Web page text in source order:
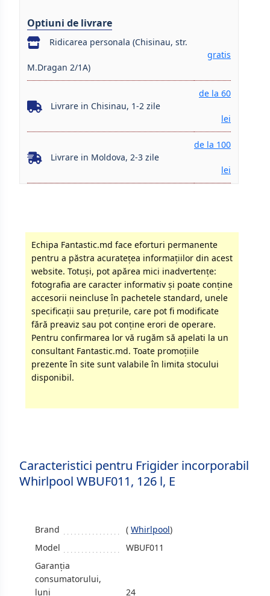
Optiuni de livrare
Ridicarea personala (Chisinau, str.
M.Dragan 2/1A)
gratis
Livrare in Chisinau, 1-2 zile
de la 60
lei
Livrare in Moldova, 2-3 zile
de la 100
lei
Echipa Fantastic.md face eforturi permanente
pentru a păstra acurateţea informaţiilor din acest
website. Totuși, pot apărea mici inadvertenţe:
fotografia are caracter informativ şi poate conţine
accesorii neincluse în pachetele standard, unele
specificaţii sau preţurile, care pot fi modificate
fără preaviz sau pot conţine erori de operare.
Pentru confirmarea lor vă rugăm să apelati la un
consultant Fantastic.md. Toate promoţiile
prezente în site sunt valabile în limita stocului
disponibil.
Caracteristici pentru Frigider incorporabil
Whirlpool WBUF011, 126 l, E
Brand ( Whirlpool)
Model
WBUF011
Garanția
consumatorului,
luni
24